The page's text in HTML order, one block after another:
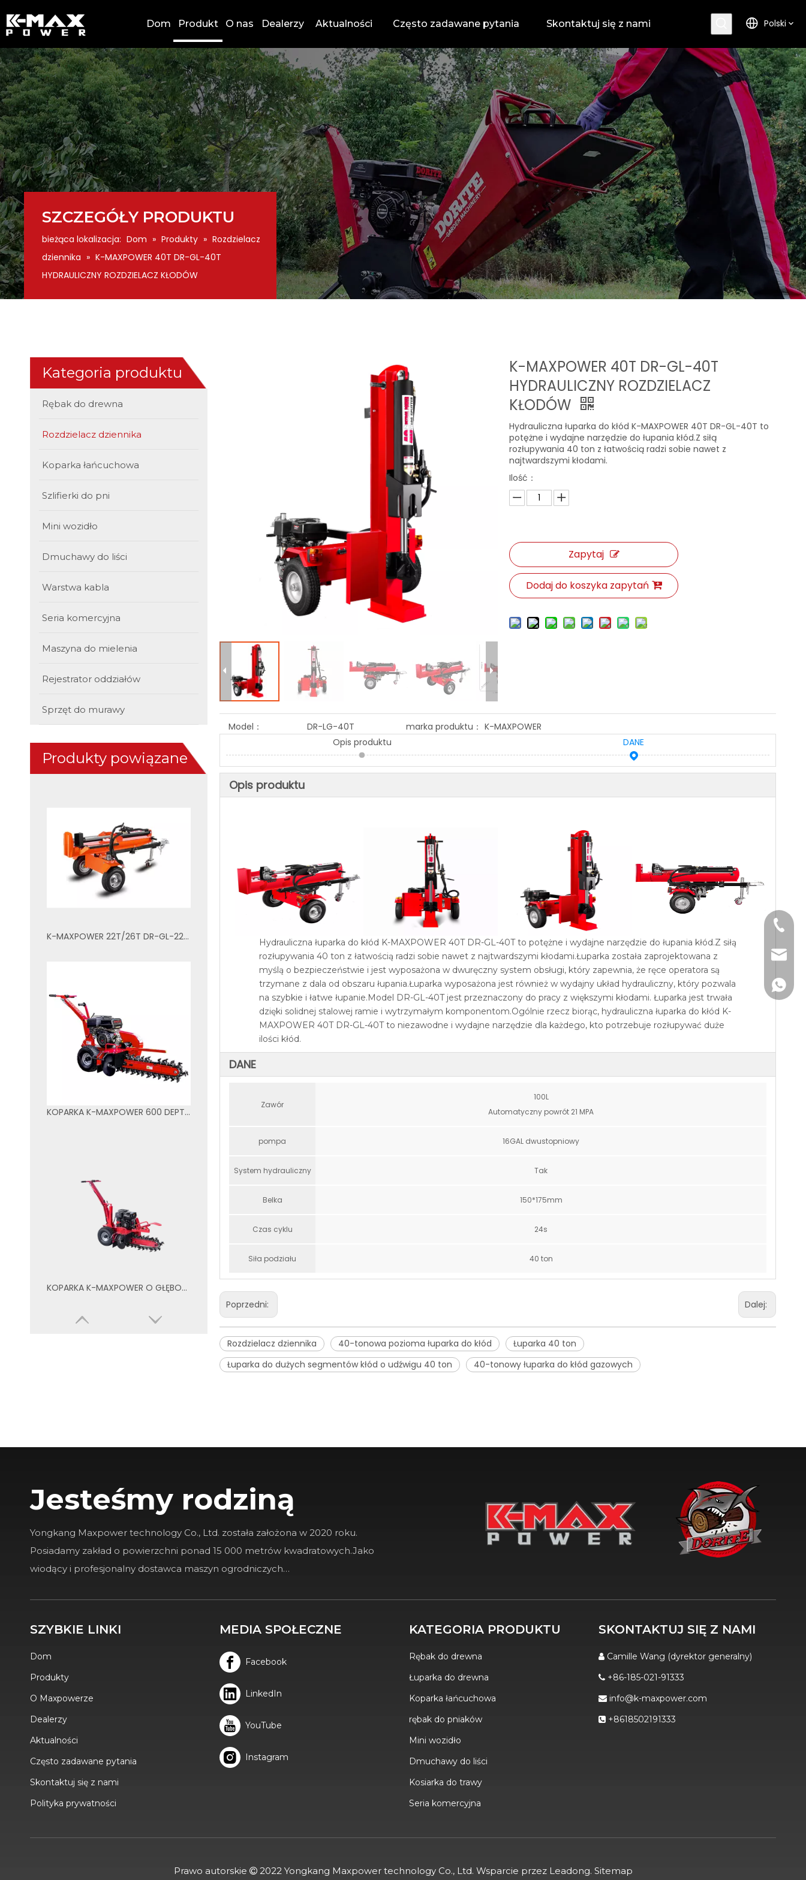
Dom Produkt O nas Dealerzy Aktualności Często zadawane pytania Skontaktuj się z nami Polski
SZCZEGÓŁY PRODUKTU
bieżąca lokalizacja: Dom » Produkty » Rozdzielacz
dziennika » K-MAXPOWER 40T DR-GL-40T
HYDRAULICZNY ROZDZIELACZ KŁODÓW
Kategoria produktu
Rębak do drewna
Rozdzielacz dziennika
Koparka łańcuchowa
Szlifierki do pni
Mini wozidło
Dmuchawy do liści
Warstwa kabla
Seria komercyjna
Maszyna do mielenia
Rejestrator oddziałów
Sprzęt do murawy
Produkty powiązane
K-MAXPOWER 22T/26T DR-GL-22T/26T HYDRAULICZNY ROZDZIELACZ KŁODÓW
KOPARKA K-MAXPOWER 600 DEPTH DR-TR-15
KOPARKA K-MAXPOWER O GŁĘBOKOŚCI 450 MM DR-TR-7
K-MAXPOWER 40T DR-GL-40T
HYDRAULICZNY ROZDZIELACZ
KŁODÓW
Hydrauliczna łuparka do kłód K-MAXPOWER 40T DR-GL-40T to
potężne i wydajne narzędzie do łupania kłód.Z siłą
rozłupywania 40 ton z łatwością radzi sobie nawet z
najtwardszymi kłodami.
Ilość：
Zapytaj
Dodaj do koszyka zapytań
Model： DR-LG-40T marka produktu： K-MAXPOWER
Opis produktu
DANE
Opis produktu
Hydrauliczna łuparka do kłód K-MAXPOWER 40T DR-GL-40T to potężne i wydajne narzędzie do łupania kłód.Z siłą
rozłupywania 40 ton z łatwością radzi sobie nawet z najtwardszymi kłodami.Łuparka została zaprojektowana z
myślą o bezpieczeństwie i jest wyposażona w dwuręczny system obsługi, który zapewnia, że ​​ręce operatora są
trzymane z dala od obszaru łupania.Łuparka wyposażona jest również w wydajny układ hydrauliczny, który pozwala
na szybkie i łatwe łupanie.Model DR-GL-40T jest przeznaczony do pracy z większymi kłodami. Łuparka jest trwała
dzięki solidnej stalowej ramie i wytrzymałym komponentom.Ogólnie rzecz biorąc, hydrauliczna łuparka do kłód K-
MAXPOWER 40T DR-GL-40T to niezawodne i wydajne narzędzie dla każdego, kto potrzebuje rozłupywać duże
ilości kłód.
DANE
Zawór
100L
Automatyczny powrót 21 MPA
pompa 16GAL dwustopniowy
System hydrauliczny Tak
Belka 150*175mm
Czas cyklu 24s
Siła podziału 40 ton
Poprzedni: Dalej:
Rozdzielacz dziennika 40-tonowa pozioma łuparka do kłód
Łuparka 40 ton
Łuparka do dużych segmentów kłód o udźwigu 40 ton
40-tonowy łuparka do kłód gazowych
+86-
Jesteśmy rodziną
Yongkang Maxpower technology Co., Ltd. została założona w 2020 roku.
Posiadamy zakład o powierzchni ponad 15 000 metrów kwadratowych.Jako
wiodący i profesjonalny dostawca maszyn ogrodniczych…
SZYBKIE LINKI
Dom
Produkty
O Maxpowerze
Dealerzy
Aktualności
Często zadawane pytania
Skontaktuj się z nami
Polityka prywatności
MEDIA SPOŁECZNE
Facebook
LinkedIn
YouTube
Instagram
KATEGORIA PRODUKTU
Rębak do drewna
Łuparka do drewna
Koparka łańcuchowa
rębak do pniaków
Mini wozidło
Dmuchawy do liści
Kosiarka do trawy
Seria komercyjna
SKONTAKTUJ SIĘ Z NAMI
 Camille Wang (dyrektor generalny)
 +86-185-021-91333
 info@k-maxpower.com
 +8618502191333
Prawo autorskie 2022 Yongkang Maxpower technology Co., Ltd. Wsparcie przez Leadong. Sitemap